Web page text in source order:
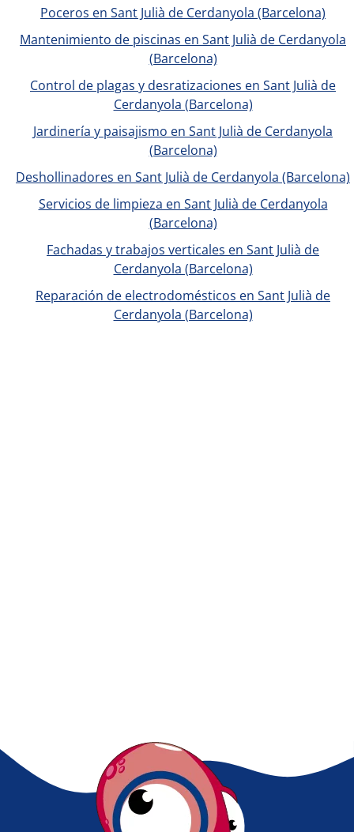
Poceros en Sant Julià de Cerdanyola (Barcelona)
Mantenimiento de piscinas en Sant Julià de Cerdanyola
(Barcelona)
Control de plagas y desratizaciones en Sant Julià de
Cerdanyola (Barcelona)
Jardinería y paisajismo en Sant Julià de Cerdanyola
(Barcelona)
Deshollinadores en Sant Julià de Cerdanyola (Barcelona)
Servicios de limpieza en Sant Julià de Cerdanyola
(Barcelona)
Fachadas y trabajos verticales en Sant Julià de
Cerdanyola (Barcelona)
Reparación de electrodomésticos en Sant Julià de
Cerdanyola (Barcelona)